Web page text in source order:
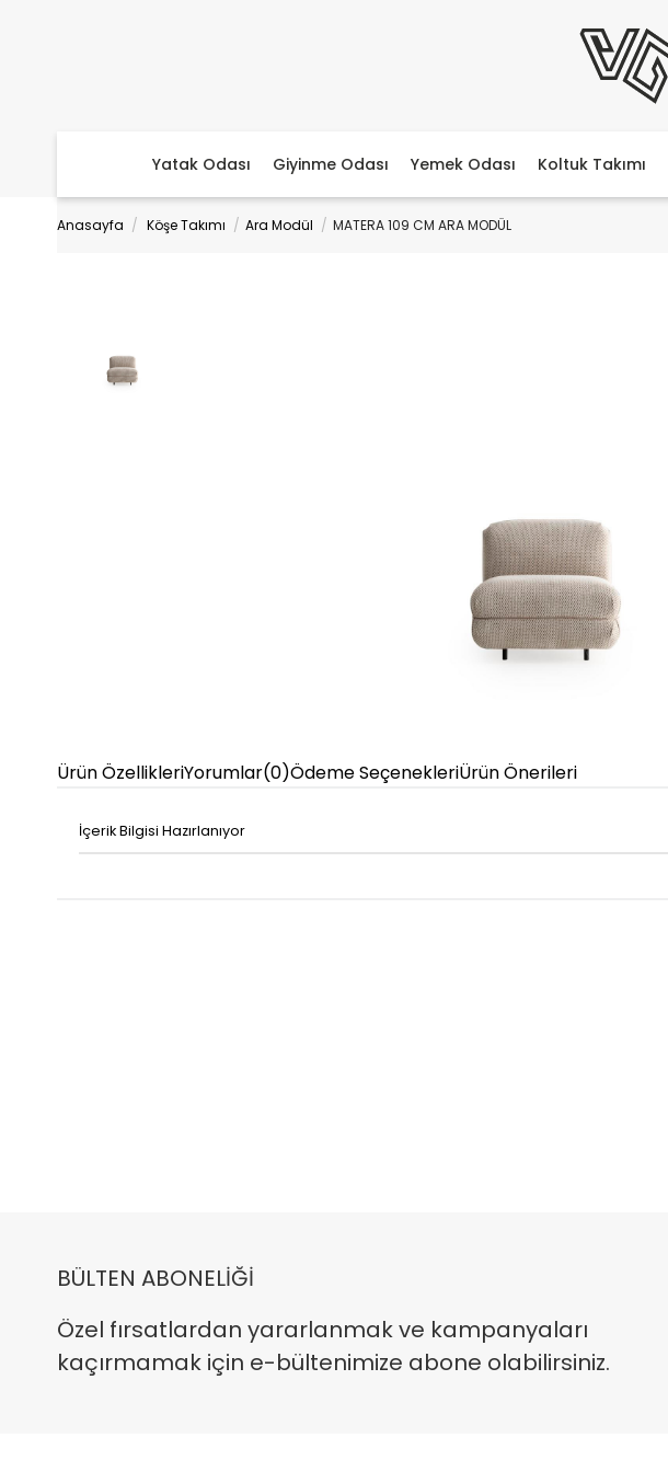
Yatak Odası Giyinme Odası Yemek Odası Koltuk Takımı
Anasayfa Köşe Takımı Ara Modül MATERA 109 CM ARA MODÜL
Ürün ÖzellikleriYorumlar(0)Ödeme SeçenekleriÜrün Önerileri
İçerik Bilgisi Hazırlanıyor
BÜLTEN ABONELİĞİ
Özel fırsatlardan yararlanmak ve kampanyaları
kaçırmamak için e-bültenimize abone olabilirsiniz.